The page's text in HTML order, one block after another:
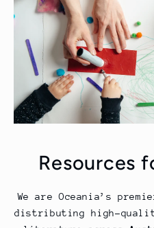
Resources
We are Oceania’s
distributing high-